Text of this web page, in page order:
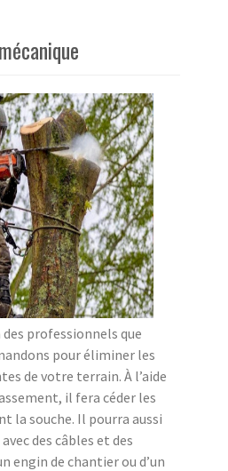
des professionnels que
pour éliminer les
de votre terrain. À l’aide
il fera céder les
la souche. Il pourra aussi
des câbles et des
engin de chantier ou d’un